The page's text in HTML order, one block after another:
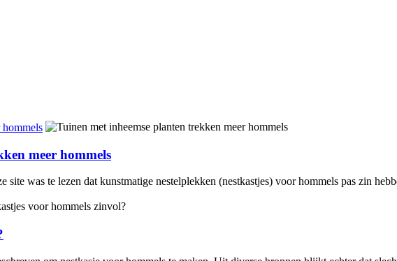
hommels
meer hommels
site was te lezen dat kunstmatige nestelplekken (nestkastjes) voor hommels pas zin